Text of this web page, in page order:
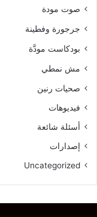
صوت مودة
جرجورة وفطينة
بودكاست مودَّة
مش نمطي
صحيات رنين
فيديوهات
أسئلة شائعة
إصدارات
Uncategorized